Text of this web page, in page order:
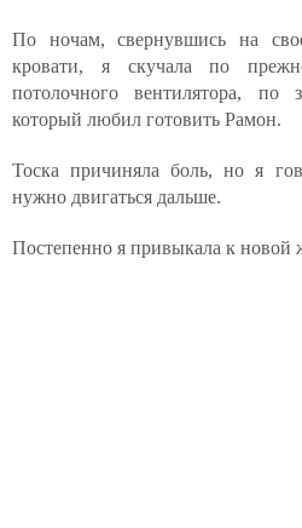
По ночам, свернувшись на
кровати, я скучала по
потолочного вентилятора, по
который любил готовить Рамон.
Тоска причиняла боль, но я
нужно двигаться дальше.
Постепенно я привыкала к новой